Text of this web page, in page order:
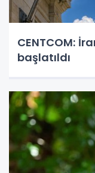
CENTCOM:
başlatıldı